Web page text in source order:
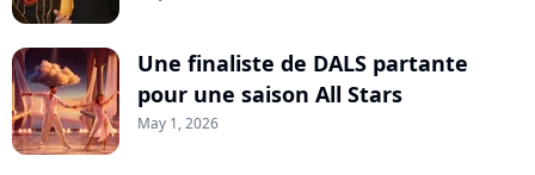
Une finaliste de DALS partante
pour une saison All Stars
May 1, 2026